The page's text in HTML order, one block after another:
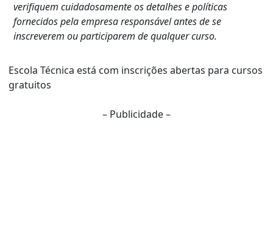
verifiquem cuidadosamente os detalhes e políticas
fornecidos pela empresa responsável antes de se
inscreverem ou participarem de qualquer curso.
Escola Técnica está com inscrições abertas para cursos
gratuitos
– Publicidade –